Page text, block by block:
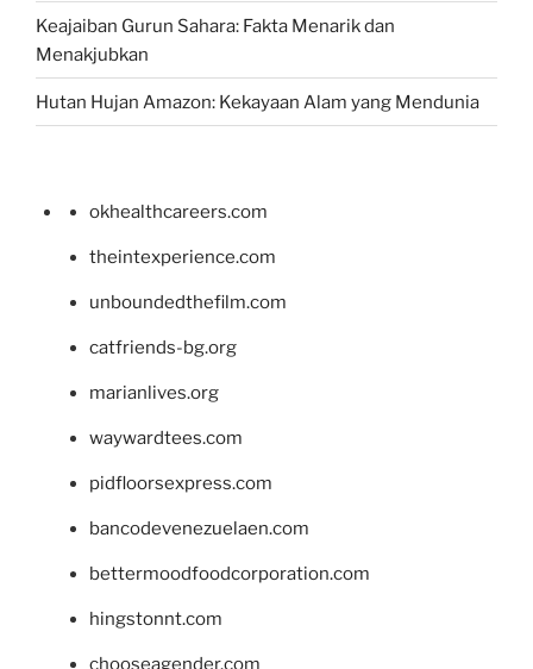
Keajaiban Gurun Sahara: Fakta Menarik dan
Menakjubkan
Hutan Hujan Amazon: Kekayaan Alam yang Mendunia
okhealthcareers.com
theintexperience.com
unboundedthefilm.com
catfriends-bg.org
marianlives.org
waywardtees.com
pidfloorsexpress.com
bancodevenezuelaen.com
bettermoodfoodcorporation.com
hingstonnt.com
chooseagender.com